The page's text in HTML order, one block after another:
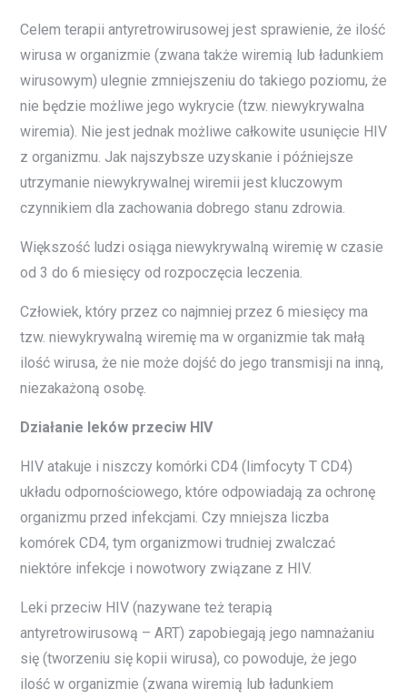
Celem terapii antyretrowirusowej jest sprawienie, że ilość
wirusa w organizmie (zwana także wiremią lub ładunkiem
wirusowym) ulegnie zmniejszeniu do takiego poziomu, że
nie będzie możliwe jego wykrycie (tzw. niewykrywalna
wiremia). Nie jest jednak możliwe całkowite usunięcie HIV
z organizmu. Jak najszybsze uzyskanie i późniejsze
utrzymanie niewykrywalnej wiremii jest kluczowym
czynnikiem dla zachowania dobrego stanu zdrowia.
Większość ludzi osiąga niewykrywalną wiremię w czasie
od 3 do 6 miesięcy od rozpoczęcia leczenia.
Człowiek, który przez co najmniej przez 6 miesięcy ma
tzw. niewykrywalną wiremię ma w organizmie tak małą
ilość wirusa, że nie może dojść do jego transmisji na inną,
niezakażoną osobę.
Działanie leków przeciw HIV
HIV atakuje i niszczy komórki CD4 (limfocyty T CD4)
układu odpornościowego, które odpowiadają za ochronę
organizmu przed infekcjami. Czy mniejsza liczba
komórek CD4, tym organizmowi trudniej zwalczać
niektóre infekcje i nowotwory związane z HIV.
Leki przeciw HIV (nazywane też terapią
antyretrowirusową – ART) zapobiegają jego namnażaniu
się (tworzeniu się kopii wirusa), co powoduje, że jego
ilość w organizmie (zwana wiremią lub ładunkiem